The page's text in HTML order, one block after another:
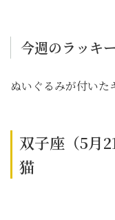
今週のラッキ
ぬいぐるみが付いた
双子座（5月
猫